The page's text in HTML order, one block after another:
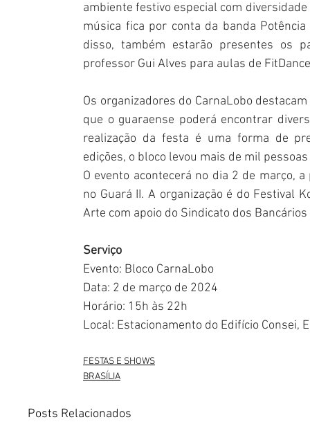
ambiente festivo especial com
música fica por conta da banda
disso, também estarão presentes os
professor Gui Alves para aulas de
Os organizadores do CarnaLobo
que o guaraense poderá encontrar
realização da festa é uma forma de
edições, o bloco levou mais de mil
O evento acontecerá no dia 2 de março,
no Guará II. A organização é do Festival
Arte com apoio do Sindicato dos
Serviço
Evento: Bloco CarnaLobo
Data: 2 de março de 2024
Horário: 15h às 22h
Local: Estacionamento do Edifício Consei,
FESTAS E SHOWS
BRASÍLIA
Posts Relacionados